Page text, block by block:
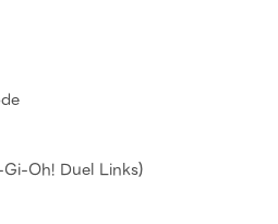
Gi-Oh! Duel Links)